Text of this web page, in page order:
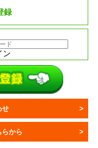
録
ン
せ
らから